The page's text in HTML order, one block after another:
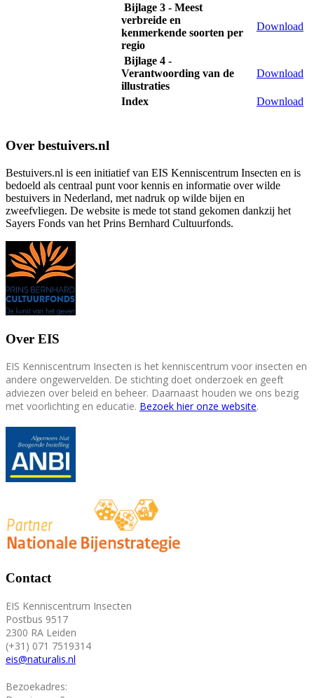
Bijlage 3 - Meest
verbreide en
kenmerkende soorten per
regio
Download
Bijlage 4 -
Verantwoording van de
illustraties
Download
Index Download
Over bestuivers.nl
Bestuivers.nl is een initiatief van EIS Kenniscentrum Insecten en is
bedoeld als centraal punt voor kennis en informatie over wilde
bestuivers in Nederland, met nadruk op wilde bijen en
zweefvliegen. De website is mede tot stand gekomen dankzij het
Sayers Fonds van het Prins Bernhard Cultuurfonds.
Over EIS
EIS Kenniscentrum Insecten is het kenniscentrum voor insecten en
andere ongewervelden. De stichting doet onderzoek en geeft
adviezen over beleid en beheer. Daarnaast houden we ons bezig
met voorlichting en educatie. Bezoek hier onze website.
Contact
EIS Kenniscentrum Insecten
Postbus 9517
2300 RA Leiden
(+31) 071 7519314
eis@naturalis.nl
Bezoekadres: